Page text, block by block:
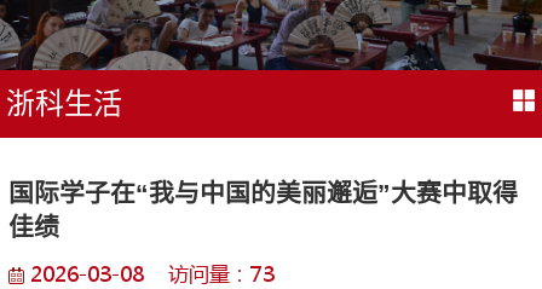
浙科生活
国际学子在“我与中国的美丽邂逅”大赛中取得
佳绩
2026-03-08 访问量： 73